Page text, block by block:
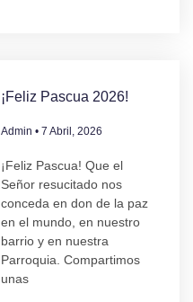
¡Feliz Pascua 2026!
Admin 7 Abril, 2026
¡Feliz Pascua! Que el
Señor resucitado nos
conceda en don de la paz
en el mundo, en nuestro
barrio y en nuestra
Parroquia. Compartimos
unas